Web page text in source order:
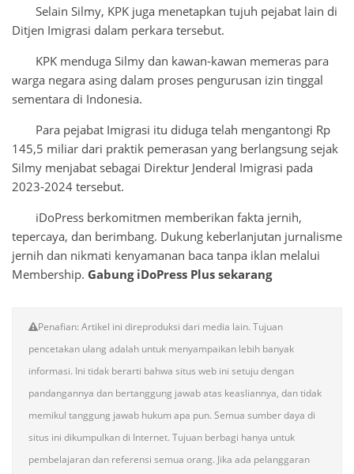
Selain Silmy, KPK juga menetapkan tujuh pejabat lain di
Ditjen Imigrasi dalam perkara tersebut.
KPK menduga Silmy dan kawan-kawan memeras para
warga negara asing dalam proses pengurusan izin tinggal
sementara di Indonesia.
Para pejabat Imigrasi itu diduga telah mengantongi Rp
145,5 miliar dari praktik pemerasan yang berlangsung sejak
Silmy menjabat sebagai Direktur Jenderal Imigrasi pada
2023-2024 tersebut.
iDoPress berkomitmen memberikan fakta jernih,
tepercaya, dan berimbang. Dukung keberlanjutan jurnalisme
jernih dan nikmati kenyamanan baca tanpa iklan melalui
Membership. Gabung iDoPress Plus sekarang
Penafian: Artikel ini direproduksi dari media lain. Tujuan
pencetakan ulang adalah untuk menyampaikan lebih banyak
informasi. Ini tidak berarti bahwa situs web ini setuju dengan
pandangannya dan bertanggung jawab atas keasliannya, dan tidak
memikul tanggung jawab hukum apa pun. Semua sumber daya di
situs ini dikumpulkan di Internet. Tujuan berbagi hanya untuk
pembelajaran dan referensi semua orang. Jika ada pelanggaran